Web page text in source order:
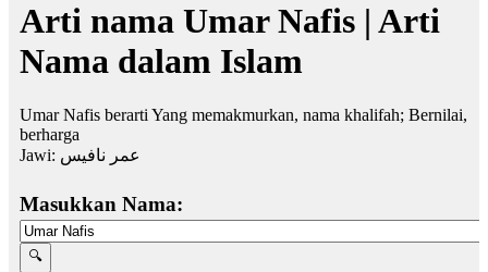
Arti nama Umar Nafis | Arti
Nama dalam Islam
Umar Nafis berarti Yang memakmurkan, nama khalifah; Bernilai,
berharga
Jawi: عمر نافيس
Masukkan Nama: